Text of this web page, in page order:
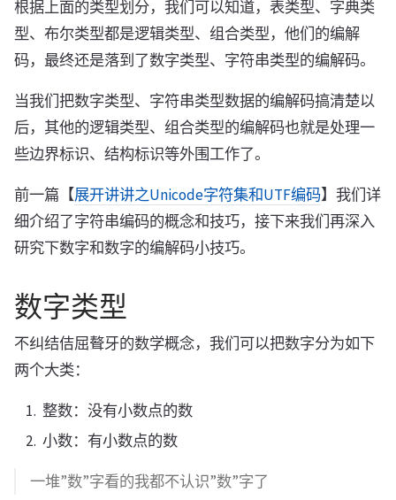
根据上面的类型划分，我们可以知道，表类型、字典类
型、布尔类型都是逻辑类型、组合类型，他们的编解
码，最终还是落到了数字类型、字符串类型的编解码。
当我们把数字类型、字符串类型数据的编解码搞清楚以
后，其他的逻辑类型、组合类型的编解码也就是处理一
些边界标识、结构标识等外围工作了。
前一篇【展开讲讲之Unicode字符集和UTF编码】我们详
细介绍了字符串编码的概念和技巧，接下来我们再深入
研究下数字和数字的编解码小技巧。
数字类型
不纠结佶屈聱牙的数学概念，我们可以把数字分为如下
两个大类：
整数：没有小数点的数
小数：有小数点的数
一堆”数”字看的我都不认识”数”字了